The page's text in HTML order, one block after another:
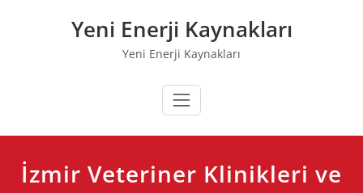
Yeni Enerji Kaynakları
Yeni Enerji Kaynakları
İzmir Veteriner Klinikleri ve